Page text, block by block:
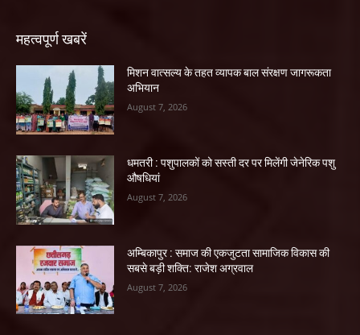
महत्वपूर्ण खबरें
मिशन वात्सल्य के तहत व्यापक बाल संरक्षण जागरूकता
अभियान
August 7, 2026
धमतरी : पशुपालकों को सस्ती दर पर मिलेंगी जेनेरिक पशु
औषधियां
August 7, 2026
अम्बिकापुर : समाज की एकजुटता सामाजिक विकास की
सबसे बड़ी शक्ति: राजेश अग्रवाल
August 7, 2026